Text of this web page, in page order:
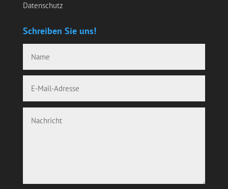
Datenschutz
Schreiben Sie uns!